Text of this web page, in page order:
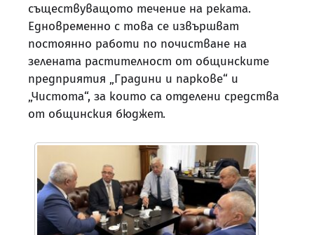
съществуващото течение на реката.
Едновременно с това се извършват
постоянно работи по почистване на
зелената растителност от общинските
предприятия „Градини и паркове“ и
„Чистота“, за които са отделени средства
от общинския бюджет.